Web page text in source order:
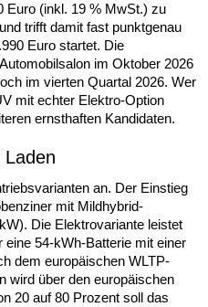
Euro (inkl. 19 % MwSt.) zu
trifft damit fast punktgenau
Euro startet. Die
im Oktober 2026
im vierten Quartal 2026. Wer
mit echter Elektro-Option
ernsthaften Kandidaten.
Laden
an. Der Einstieg
mit Mildhybrid-
Die Elektrovariante leistet
54-kWh-Batterie mit einer
dem europäischen WLTP-
wird über den europäischen
20 auf 80 Prozent soll das